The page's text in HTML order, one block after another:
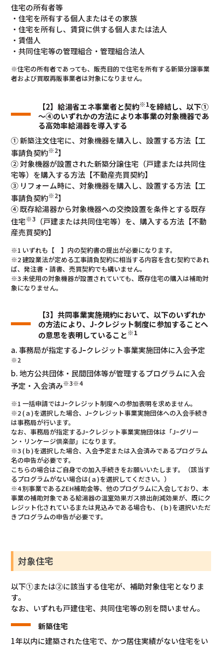
住宅の所有者等
・住宅を所有する個人またはその家族
・住宅を所有し、賃貸に供する個人または法人
・賃借人
・共同住宅等の管理組合・管理組合法人
※住宅の所有者であっても、販売目的で住宅を所有する新築分譲事業
者および買取再販事業者は対象になりません。
【2】給湯省エネ事業者と契約※1を締結し、以下①
～④のいずれかの方法により本事業の対象機器であ
る高効率給湯器を導入する
① 新築注文住宅に、対象機器を購入し、設置する方法【工
事請負契約※2】
② 対象機器が設置された新築分譲住宅（戸建または共同住
宅等）を購入する方法【不動産売買契約】
③ リフォーム時に、対象機器を購入し、設置する方法【工
事請負契約※2】
④ 既存給湯器から対象機器への交換設置を条件とする既存
住宅※3 （戸建または共同住宅等）を、購入する方法【不動
産売買契約】
※1 いずれも【 】内の契約書の提出が必要になります。
※2 建設業法が定める工事請負契約に相当する内容を含む契約であれ
ば、発注書・請書、売買契約でも構いません。
※3 未使用の対象機器が設置されていても、既存住宅の購入は補助対
象になりません。
【3】共同事業実施規約において、以下のいずれか
の方法により、J-クレジット制度に参加することへ
の意思を表明していること※1
a. 事務局が指定するJｰクレジット事業実施団体に入会予定
※2
b. 地方公共団体・民間団体等が管理するプログラムに入会
予定・入会済み※3※4
※1 一括申請ではJｰクレジット制度への参加表明を求めません。
※2 (ａ)を選択した場合、Jｰクレジット事業実施団体への入会手続き
は事務局が行います。
なお、事務局が指定するJｰクレジット事業実施団体は「Jｰグリー
ン・リンケージ倶楽部」になります。
※3 (ｂ)を選択した場合、入会予定または入会済みであるプログラム
名の申告が必要です。
こちらの場合はご自身での加入手続きをお願いいたします。（該当す
るプログラムがない場合は(ａ)を選択してください。）
※4 別事業であるZEH補助金等、他のプログラムに入会しており、本
事業の補助対象である給湯器の温室効果ガス排出削減効果が、既にク
レジット化されているまたは見込みである場合も、 (ｂ)を選択いただ
きプログラムの申告が必要です。
対象住宅
以下①または②に該当する住宅が、補助対象住宅となりま
す。
なお、いずれも戸建住宅、共同住宅等の別を問いません。
新築住宅
1年以内に建築された住宅で、かつ居住実績がない住宅をい